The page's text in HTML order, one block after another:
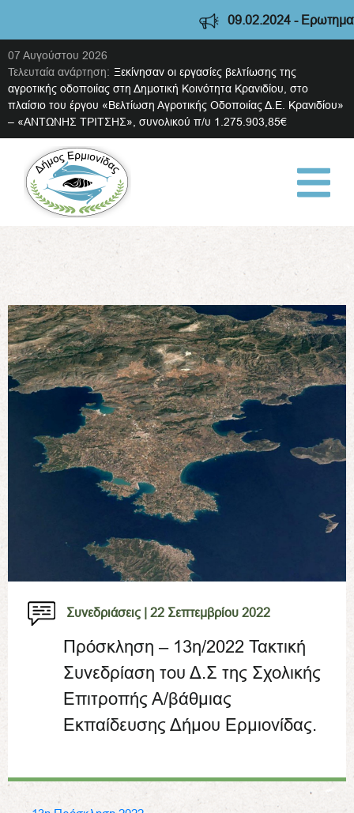
09.02.2024 -
07 Αυγούστου 2026
Τελευταία ανάρτηση: Ξεκίνησαν οι εργασίες βελτίωσης της
αγροτικής οδοποιίας στη Δημοτική Κοινότητα Κρανιδίου, στο
πλαίσιο του έργου «Βελτίωση Αγροτικής Οδοποιίας Δ.Ε. Κρανιδίου»
– «ΑΝΤΩΝΗΣ ΤΡΙΤΣΗΣ», συνολικού π/υ 1.275.903,85€
Συνεδριάσεις | 22 Σεπτεμβρίου 2022
Πρόσκληση – 13η/2022 Τακτική
Συνεδρίαση του Δ.Σ της Σχολικής
Επιτροπής Α/βάθμιας
Εκπαίδευσης Δήμου Ερμιονίδας.